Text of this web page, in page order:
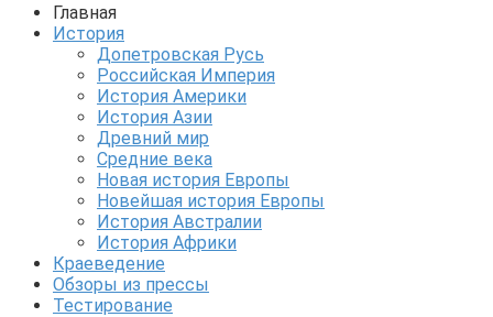
Главная
История
Допетровская Русь
Российская Империя
История Америки
История Азии
Древний мир
Средние века
Новая история Европы
Новейшая история Европы
История Австралии
История Африки
Краеведение
Обзоры из прессы
Тестирование